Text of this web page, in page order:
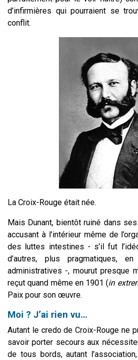
d’infirmières qui pourraient se
conflit.
La Croix-Rouge était née.
Mais Dunant, bientôt ruiné dans
accusant à l’intérieur même de
des luttes intestines - s’il fut
d’autres, plus pragmatiques,
administratives -, mourut presque
reçut quand même en 1901 (in
Paix pour son œuvre.
Moi ? J’ai rien vu…
Autant le credo de Croix-Rouge ne
savoir porter secours aux
de tous bords, autant